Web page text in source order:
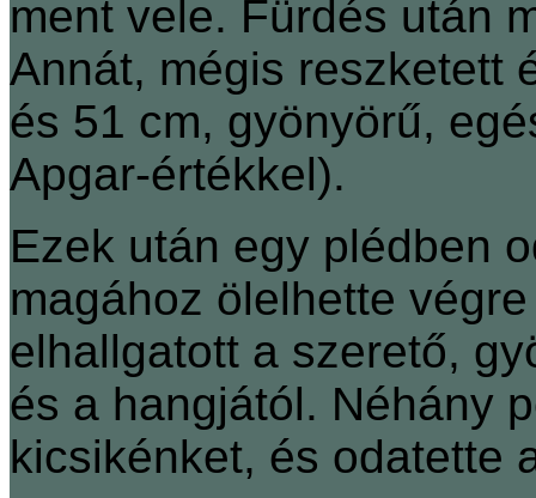
ment vele. Fürdés után
Annát, mégis reszketett
és 51 cm, gyönyörű,
Apgar-értékkel).
Ezek után egy plédben
magához ölelhette
elhallgatott a szerető,
és a hangjától. Néhány
kicsikénket, és odatette